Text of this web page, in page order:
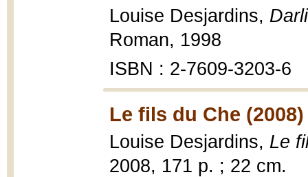
Louise Desjardins,
Roman, 1998
ISBN : 2-7609-3203-6
Le fils du Che (2008)
Louise Desjardins, Le
2008, 171 p. ; 22 cm.